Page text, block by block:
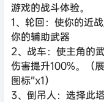
游戏的战斗体验。
1、轮回：使你的近
你的辅助武器
2、战车：使主角的
伤害提升100%。（
图标”x1）
3、倒吊人：选择此